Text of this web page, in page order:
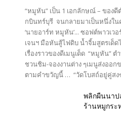
“หมูหัน” เป็น 1 เอกลักษณ์ – ของดี
กบินทร์บุรี จนกลายมาเป็นหนึ่งใน
‘นายอาร์ท หมูหัน’... ซอฟต์พาวเว
เจนฯ มือหันสู้ไฟดิบ น้ำจิ้มสูตรเด็ด
เรื่องราวของดีเมนูเด็ด “หมูหัน”
ชวนชิม-จองงานต่าง ๆเมนูส่งออ
ตามคำขวัญนี้ … “วัดโบสถ์อยู่คู่สง
พลิกผืนนาป
ร้านหมูกระ